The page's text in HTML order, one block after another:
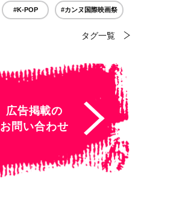
#K-POP #カンヌ国際映画祭
タグ一覧
広告掲載の
お問い合わせ